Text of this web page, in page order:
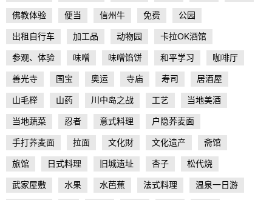
佛教体验 便当 信州牛 免费 公园
出租自行车 加工品 动物园 卡拉OK酒馆
参观、体验 味噌 味噌馅饼 和平学习 咖啡厅
善光寺 国宝 奥运 寺庙 寿司 居酒屋
山毛榉 山药 川中岛之战 工艺 当地美酒
当地蔬菜 忍者 意式料理 户隐荞麦面
手打荞麦面 拉面 文化財 文化遗产 斋馆
旅馆 日式料理 旧城遗址 杏子 松代烧
武家屋敷 水果 水芭蕉 法式料理 温泉一日游